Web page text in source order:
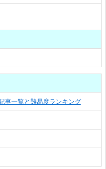
事一覧と難易度ランキング